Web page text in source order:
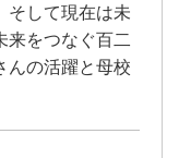
そして現在は未
来をつなぐ百二
んの活躍と母校